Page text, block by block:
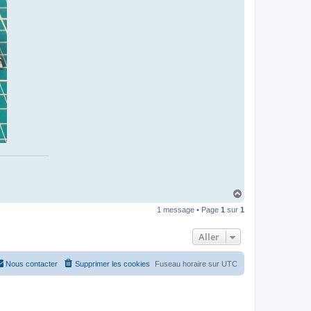
u
1 message • Page 1 sur 1
Aller
Fuseau horaire sur UTC
Supprimer les cookies
Nous contacter